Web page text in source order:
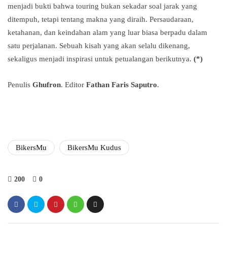
menjadi bukti bahwa touring bukan sekadar soal jarak yang
ditempuh, tetapi tentang makna yang diraih. Persaudaraan,
ketahanan, dan keindahan alam yang luar biasa berpadu dalam
satu perjalanan. Sebuah kisah yang akan selalu dikenang,
sekaligus menjadi inspirasi untuk petualangan berikutnya. (*)
Penulis Ghufron. Editor Fathan Faris Saputro.
BikersMu BikersMu Kudus
200 0